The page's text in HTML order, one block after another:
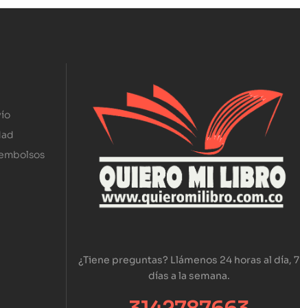
¿Tiene preguntas? Llámenos 24 horas al día, 7
días a la semana.